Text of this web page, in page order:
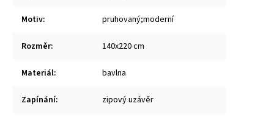
Motiv: pruhovaný;moderní
Rozměr: 140x220 cm
Materiál: bavlna
Zapínání: zipový uzávěr